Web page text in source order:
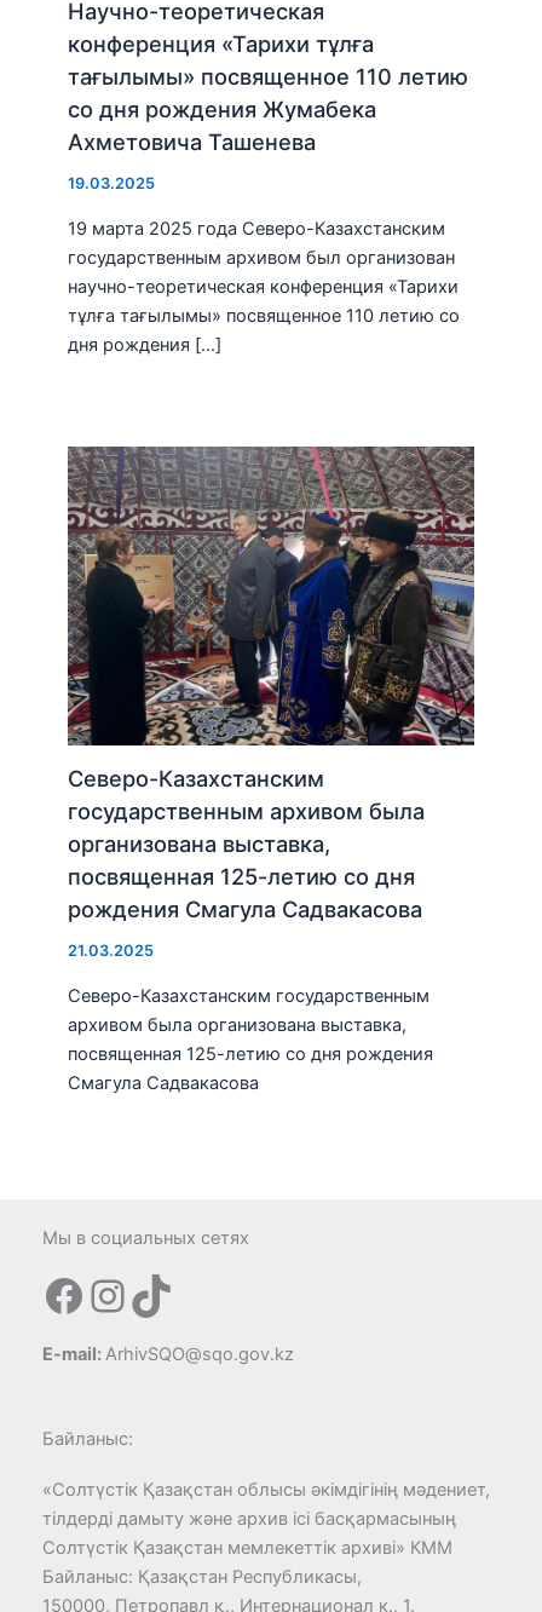
Научно-теоретическая
конференция «Тарихи тұлға
тағылымы» посвященное 110 летию
со дня рождения Жумабека
Ахметовича Ташенева
19.03.2025
19 марта 2025 года Северо-Казахстанским
государственным архивом был организован
научно-теоретическая конференция «Тарихи
тұлға тағылымы» посвященное 110 летию со
дня рождения […]
Северо-Казахстанским
государственным архивом была
организована выставка,
посвященная 125-летию со дня
рождения Смагула Садвакасова
21.03.2025
Северо-Казахстанским государственным
архивом была организована выставка,
посвященная 125-летию со дня рождения
Смагула Садвакасова
Мы в социальных сетях
Facebook
Instagram
TikTok
E-mail:ArhivSQO@sqo.gov.kz
Байланыс:
«Солтүстік Қазақстан облысы әкімдігінің мәдениет,
тілдерді дамыту және архив ісі басқармасының
Солтүстік Қазақстан мемлекеттік архиві» КММ
Байланыс: Қазақстан Республикасы,
150000, Петропавл қ., Интернационал к., 1.